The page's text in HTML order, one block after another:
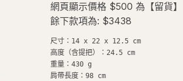
網頁顯示價格 $500 為【留貨
餘下款項為: $3438
尺寸：14 x 22 x 12.5 cm
高度（含提把）：24.5 cm
重量：430 g
肩帶長度：98 cm